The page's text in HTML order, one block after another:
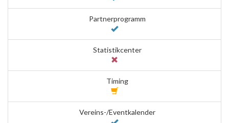
Partnerprogramm
Statistikcenter
Timing
Vereins-/Eventkalender